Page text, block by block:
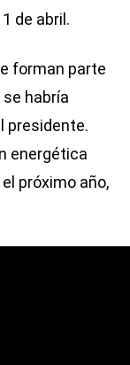
de abril.
forman parte
habría
presidente.
energética
próximo año,